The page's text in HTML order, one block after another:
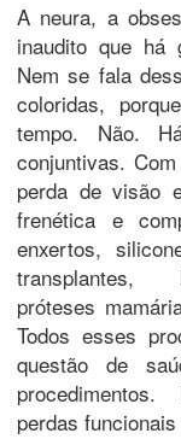
A neura, a
inaudito que há
Nem se fala
coloridas,
tempo. Não.
conjuntivas.
perda de visão
frenética e
enxertos,
transplantes,
próteses
Todos esses
questão de
perdas